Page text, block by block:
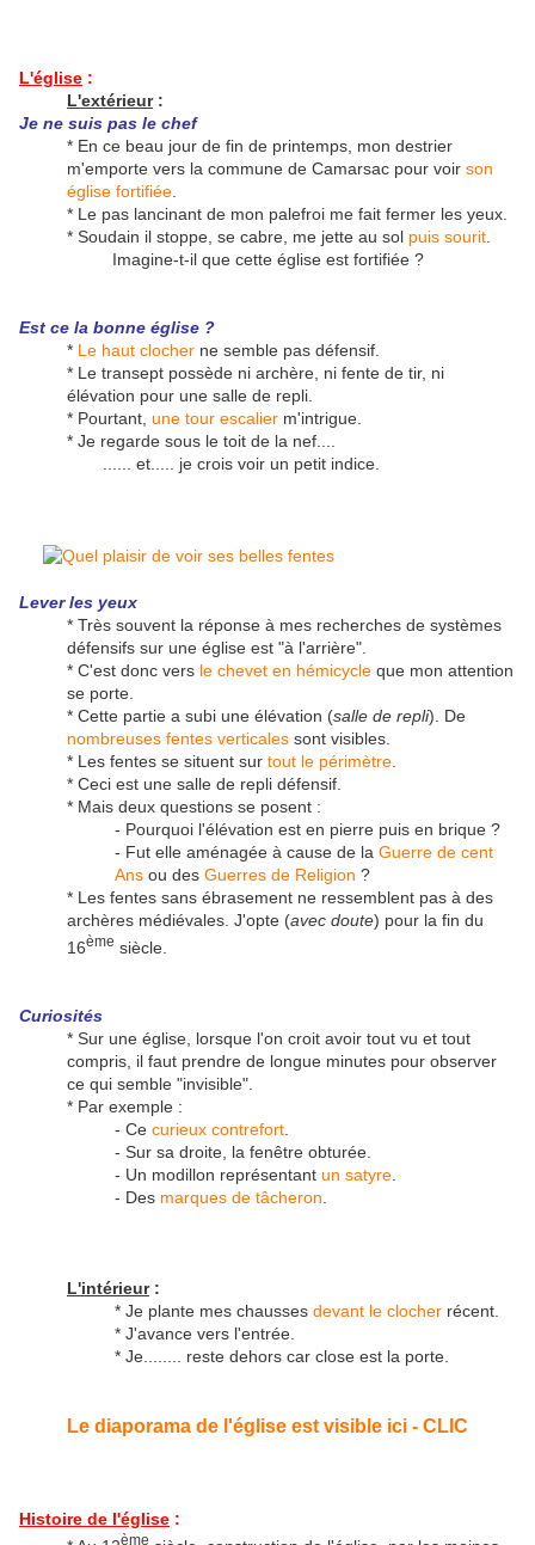
L'église :
L'extérieur:
Je ne suis pas le chef
* En ce beau jour de fin de printemps, mon destrier
m'emporte vers la commune de Camarsac pour voir son
église fortifiée
* Le pas lancinant de mon palefroi me fait fermer les yeux.
* Soudain il stoppe, se cabre, me jette au sol puis sourit
Imagine-t-il que cette église est fortifiée ?
Est ce la bonne église ?
* Le haut clocher ne semble pas défensif.
* Le transept possède ni archère, ni fente de tir, ni
élévation pour une salle de repli.
* Pourtant, une tour escalier m'intrigue.
* Je regarde sous le toit de la nef....
...... et..... je crois voir un petit indice.
Lever les yeux
* Très souvent la réponse à mes recherches de systèmes
défensifs sur une église est "à l'arrière".
* C'est donc vers le chevet en hémicycle que mon attention
se porte.
* Cette partie a subi une élévation (salle de repli). De
nombreuses fentes verticales sont visibles.
* Les fentes se situent sur tout le périmètre
* Ceci est une salle de repli défensif.
* Mais deux questions se posent :
- Pourquoi l'élévation est en pierre puis en brique ?
- Fut elle aménagée à cause de la Guerre de cent
Ans ou des Guerres de Religion ?
* Les fentes sans ébrasement ne ressemblent pas à des
archères médiévales. J'opte (avec doute) pour la fin du
16ème siècle.
Curiosités
* Sur une église, lorsque l'on croit avoir tout vu et tout
compris, il faut prendre de longue minutes pour observer
ce qui semble "invisible".
* Par exemple :
- Ce curieux contrefort
- Sur sa droite, la fenêtre obturée.
- Un modillon représentant un satyre
- Des marques de tâcheron
L'intérieur:
* Je plante mes chausses devant le clocher récent.
* J'avance vers l'entrée.
* Je........ reste dehors car close est la porte.
Le diaporama de l'église est visible ici - CLIC
Histoire de l'église :
ème